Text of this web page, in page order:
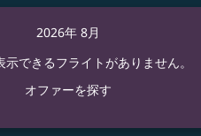
2026年 8月
示できるフライトがありません。
オファーを探す